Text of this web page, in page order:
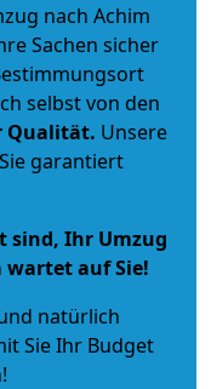
nach Achim
Sachen sicher
selbst von den
Qualität. Unsere
garantiert
sind, Ihr Umzug
wartet auf Sie!
natürlich
Sie Ihr Budget